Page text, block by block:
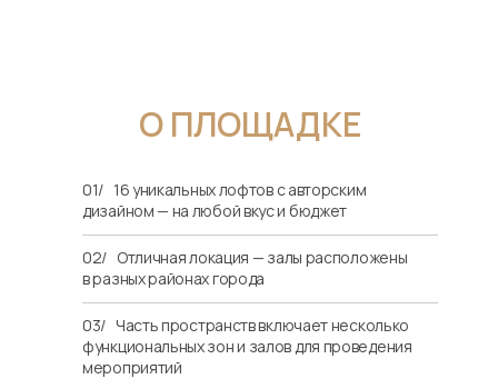
О ПЛОЩАДКЕ
01/ 16 уникальных лофтов с авторским
дизайном — на любой вкус и бюджет
02/ Отличная локация — залы расположены
в разных районах города
03/ Часть пространств включает несколько
функциональных зон и залов для проведения
мероприятий